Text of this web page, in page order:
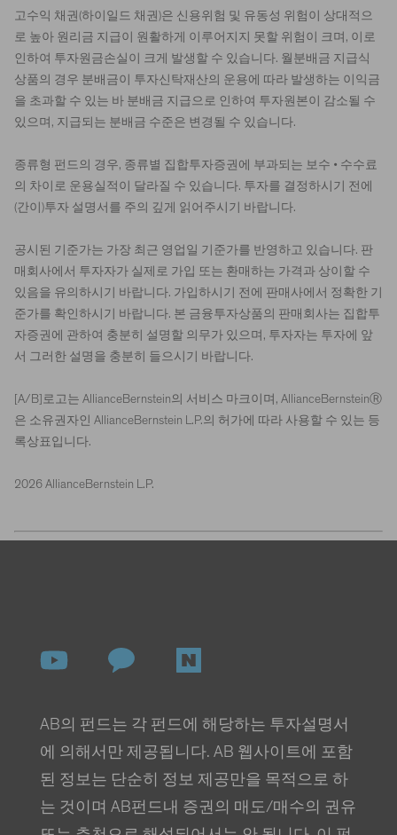
고수익 채권(하이일드 채권)은 신용위험 및 유동성 위험이 상대적으
로 높아 원리금 지급이 원활하게 이루어지지 못할 위험이 크며, 이로
인하여 투자원금손실이 크게 발생할 수 있습니다. 월분배금 지급식
상품의 경우 분배금이 투자신탁재산의 운용에 따라 발생하는 이익금
을 초과할 수 있는 바 분배금 지급으로 인하여 투자원본이 감소될 수
있으며, 지급되는 분배금 수준은 변경될 수 있습니다.
종류형 펀드의 경우, 종류별 집합투자증권에 부과되는 보수 • 수수료
의 차이로 운용실적이 달라질 수 있습니다. 투자를 결정하시기 전에
(간이)투자 설명서를 주의 깊게 읽어주시기 바랍니다.
공시된 기준가는 가장 최근 영업일 기준가를 반영하고 있습니다. 판
매회사에서 투자자가 실제로 가입 또는 환매하는 가격과 상이할 수
있음을 유의하시기 바랍니다. 가입하시기 전에 판매사에서 정확한 기
준가를 확인하시기 바랍니다. 본 금융투자상품의 판매회사는 집합투
자증권에 관하여 충분히 설명할 의무가 있으며, 투자자는 투자에 앞
서 그러한 설명을 충분히 들으시기 바랍니다.
[A/B]로고는 AllianceBernstein의 서비스 마크이며, AllianceBernsteinⓇ
은 소유권자인 AllianceBernstein L.P.의 허가에 따라 사용할 수 있는 등
록상표입니다.
2026 AllianceBernstein L.P.
AB의 펀드는 각 펀드에 해당하는 투자설명서
에 의해서만 제공됩니다. AB 웹사이트에 포함
된 정보는 단순히 정보 제공만을 목적으로 하
는 것이며 AB펀드내 증권의 매도/매수의 권유